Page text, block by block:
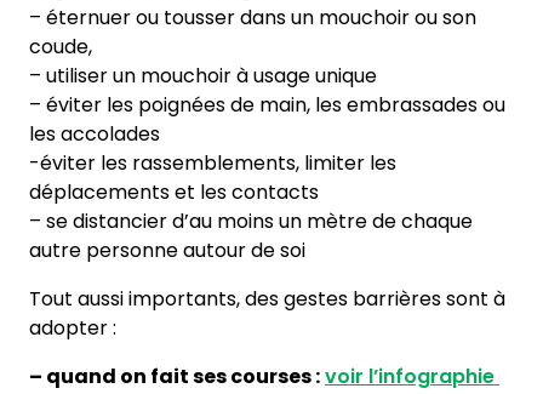
– éternuer ou tousser dans un mouchoir ou son
coude,
– utiliser un mouchoir à usage unique
– éviter les poignées de main, les embrassades ou
les accolades
-éviter les rassemblements, limiter les
déplacements et les contacts
– se distancier d’au moins un mètre de chaque
autre personne autour de soi
Tout aussi importants, des gestes barrières sont à
adopter :
– quand on fait ses courses :voir l’infographie